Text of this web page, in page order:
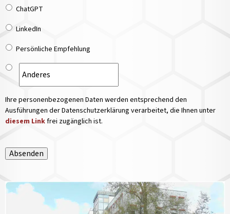
ChatGPT
LinkedIn
Persönliche Empfehlung
Ihre personenbezogenen Daten werden entsprechend den
Ausführungen der Datenschutzerklärung verarbeitet, die Ihnen unter
diesem Linkfrei zugänglich ist.
Absenden